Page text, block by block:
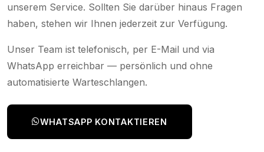
unserem Service. Sollten Sie darüber hinaus Fragen
haben, stehen wir Ihnen jederzeit zur Verfügung.
Unser Team ist telefonisch, per E-Mail und via
WhatsApp erreichbar — persönlich und ohne
automatisierte Warteschlangen.
WHATSAPP KONTAKTIEREN